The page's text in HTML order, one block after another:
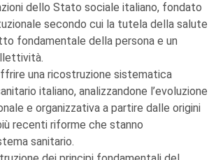
dello Stato sociale italiano, fondato
secondo cui la tutela della salute
fondamentale della persona e un
una ricostruzione sistematica
italiano, analizzandone l’evoluzione
e organizzativa a partire dalle origini
recenti riforme che stanno
sanitario.